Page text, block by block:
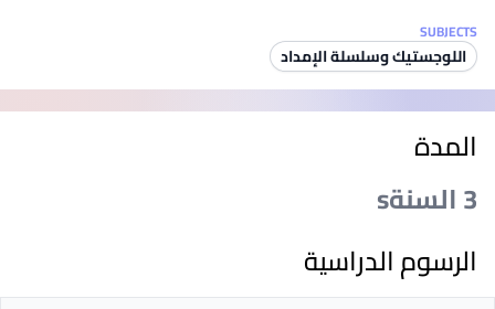
SUBJECTS
اللوجستيك وسلسلة الإمداد
المدة
3 السنةs
الرسوم الدراسية